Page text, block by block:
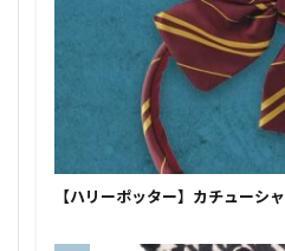
【ハリーポッター】カチューシャ